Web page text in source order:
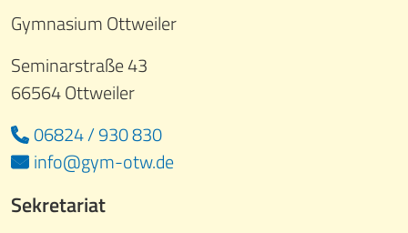
Gymnasium Ottweiler
Seminarstraße 43
66564 Ottweiler
06824 / 930 830
info@gym-otw.de
Sekretariat